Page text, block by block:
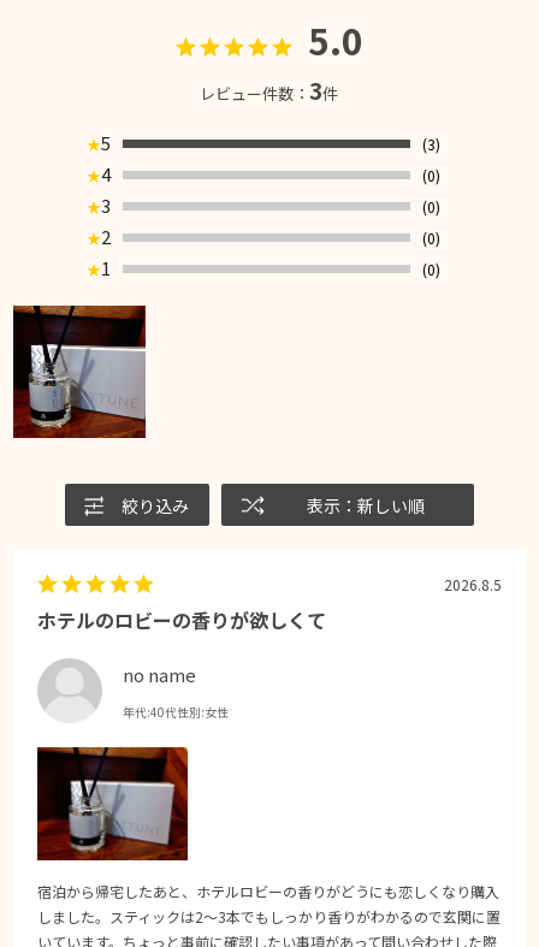
5.0
レビュー件数：3件
★5
(3)
★4
(0)
★3
(0)
★2
(0)
★1 (0)
絞り込み 表示：新しい順
ホテルのロビーの香りが欲しくて
no name
年代:40代性別:女性
2026.8.5
宿泊から帰宅したあと、ホテルロビーの香りがどうにも恋しくなり購入
しました。スティックは2〜3本でもしっかり香りがわかるので玄関に置
いています。ちょっと事前に確認したい事項があって問い合わせした際